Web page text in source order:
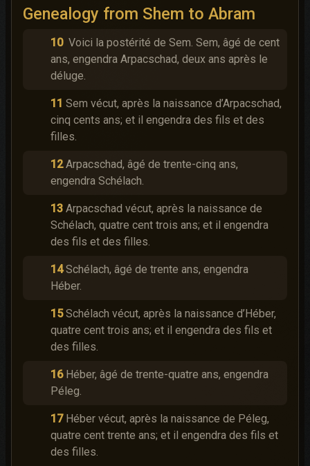
Genealogy from Shem to Abram
10 Voici la postérité de Sem. Sem, âgé de cent
ans, engendra Arpacschad, deux ans après le
déluge.
11 Sem vécut, après la naissance d’Arpacschad,
cinq cents ans; et il engendra des fils et des
filles.
12 Arpacschad, âgé de trente-cinq ans,
engendra Schélach.
13 Arpacschad vécut, après la naissance de
Schélach, quatre cent trois ans; et il engendra
des fils et des filles.
14 Schélach, âgé de trente ans, engendra
Héber.
15 Schélach vécut, après la naissance d’Héber,
quatre cent trois ans; et il engendra des fils et
des filles.
16 Héber, âgé de trente-quatre ans, engendra
Péleg.
17 Héber vécut, après la naissance de Péleg,
quatre cent trente ans; et il engendra des fils et
des filles.